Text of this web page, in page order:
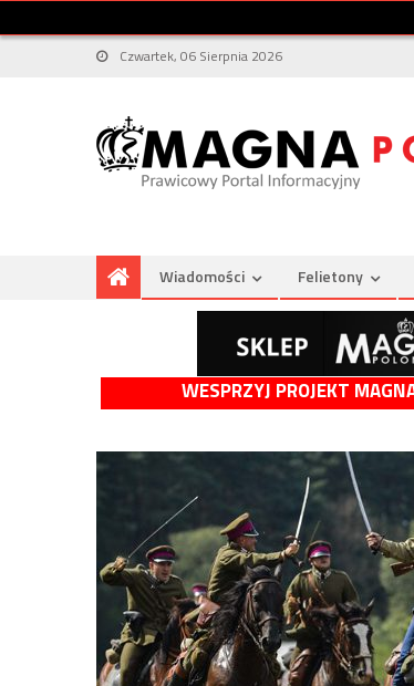
Czwartek, 06 Sierpnia 2026
Wiadomości Felietony
WESPRZYJ PROJEKT